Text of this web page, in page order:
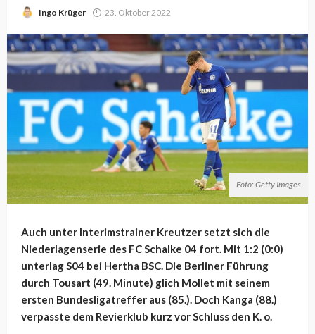
Ingo Krüger 23. Oktober 2022
Foto: Getty Images
Auch unter Interimstrainer Kreutzer setzt sich die
Niederlagenserie des FC Schalke 04 fort. Mit 1:2 (0:0)
unterlag S04 bei Hertha BSC. Die Berliner Führung
durch Tousart (49. Minute) glich Mollet mit seinem
ersten Bundesligatreffer aus (85.). Doch Kanga (88.)
verpasste dem Revierklub kurz vor Schluss den K. o.